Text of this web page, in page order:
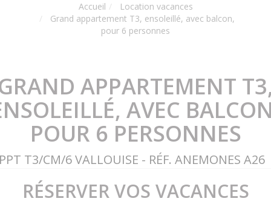
Accueil
Location vacances
Grand appartement T3, ensoleillé, avec balcon,
pour 6 personnes
APPARTEMENT
AVEC
POUR 6 PERSONNES
T3/CM/6 VALLOUISE - RÉF. ANEMONES A26
RÉSERVER VOS VACANCES